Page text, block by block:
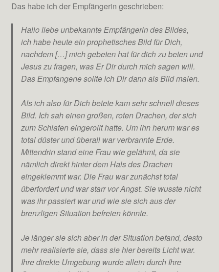
Das habe ich der Empfängerin geschrieben:
Hallo liebe unbekannte Empfängerin des Bildes,
ich habe heute ein prophetisches Bild für Dich,
nachdem […] mich gebeten hat für dich zu beten und
Jesus zu fragen, was Er Dir durch mich sagen will.
Das Empfangene sollte ich Dir dann als Bild malen.
Als ich also für Dich betete kam sehr schnell dieses
Bild. Ich sah einen großen, roten Drachen, der sich
zum Schlafen eingerollt hatte. Um ihn herum war es
total düster und überall war verbrannte Erde.
Mittendrin stand eine Frau wie gelähmt, da sie
nämlich direkt hinter dem Hals des Drachen
eingeklemmt war. Die Frau war zunächst total
überfordert und war starr vor Angst. Sie wusste nicht
was ihr passiert war und wie sie sich aus der
brenzligen Situation befreien könnte.
Je länger sie sich aber in der Situation befand, desto
mehr realisierte sie, dass sie hier bereits Licht war.
Ihre direkte Umgebung wurde allein durch Ihre